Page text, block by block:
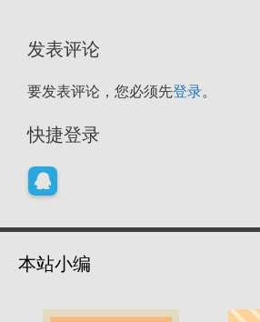
发表评论
要发表评论，您必须先登录。
快捷登录
本站小编